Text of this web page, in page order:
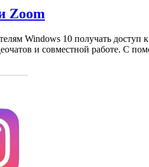
Zoom
Windows 10 получать
и совместной работе. С